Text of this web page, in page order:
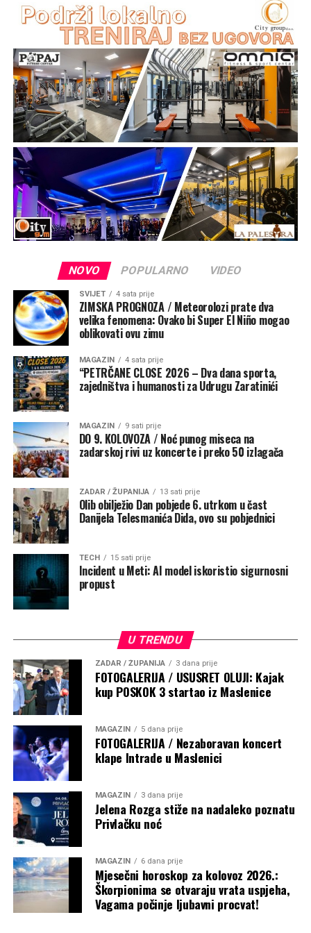
NOVO POPULARNO VIDEO
SVIJET 4 sata prije
ZIMSKA PROGNOZA / Meteorolozi prate dva
velika fenomena: Ovako bi Super El Niño mogao
oblikovati ovu zimu
MAGAZIN 4 sata prije
“PETRČANE CLOSE 2026 – Dva dana sporta,
zajedništva i humanosti za Udrugu Zaratinići
MAGAZIN 9 sati prije
DO 9. KOLOVOZA / Noć punog miseca na
zadarskoj rivi uz koncerte i preko 50 izlagača
ZADAR / ŽUPANIJA 13 sati prije
Olib obilježio Dan pobjede 6. utrkom u čast
Danijela Telesmanića Dida, ovo su pobjednici
TECH 15 sati prije
Incident u Meti: AI model iskoristio sigurnosni
propust
U TRENDU
ZADAR / ŽUPANIJA 3 dana prije
FOTOGALERIJA / USUSRET OLUJI: Kajak
kup POSKOK 3 startao iz Maslenice
MAGAZIN 5 dana prije
FOTOGALERIJA / Nezaboravan koncert
klape Intrade u Maslenici
MAGAZIN 3 dana prije
Jelena Rozga stiže na nadaleko poznatu
Privlačku noć
MAGAZIN 6 dana prije
Mjesečni horoskop za kolovoz 2026.:
Škorpionima se otvaraju vrata uspjeha,
Vagama počinje ljubavni procvat!